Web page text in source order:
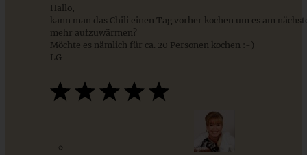
Hallo,
kann man das Chili einen Tag vorher kochen um es am
mehr aufzuwärmen?
Möchte es nämlich für ca. 20 Personen kochen :-)
LG